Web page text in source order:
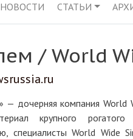
НОВОСТИ СТАТЬИ
/ World
дочерняя компания World
крупного
специалисты World Wide